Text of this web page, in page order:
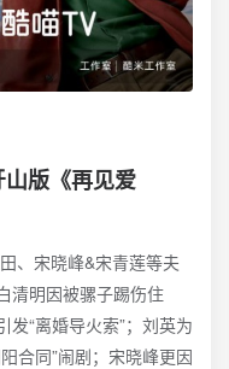
版《再见爱
、宋晓峰&宋青莲等夫
清明因被骡子踢伤住
“离婚导火索”；刘英为
合同”闹剧；宋晓峰更因